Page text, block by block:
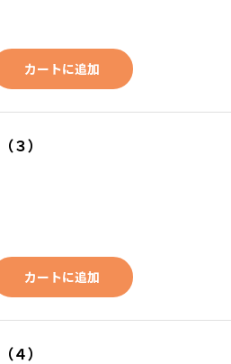
カートに追加
３）
カートに追加
４）